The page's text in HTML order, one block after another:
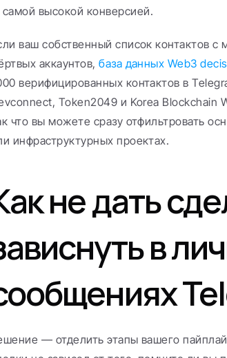
самой высокой конверсией.
ваш собственный список контактов
аккаунтов, база данных Web3
верифицированных контактов в
Token2049 и Korea
что вы можете сразу отфильтровать
инфраструктурных проектах.
не дать
в
— отделить этапы вашего